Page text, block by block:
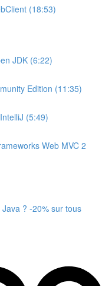
(18:53)
JDK (6:22)
Edition (11:35)
(5:49)
Web MVC 2
? -20% sur tous